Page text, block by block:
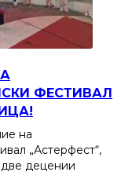
ФЕСТИВАЛ
на
„Астерфест“,
две децении